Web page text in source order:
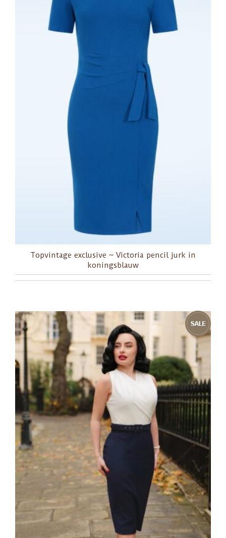
Topvintage exclusive ~ Victoria pencil jurk in
koningsblauw